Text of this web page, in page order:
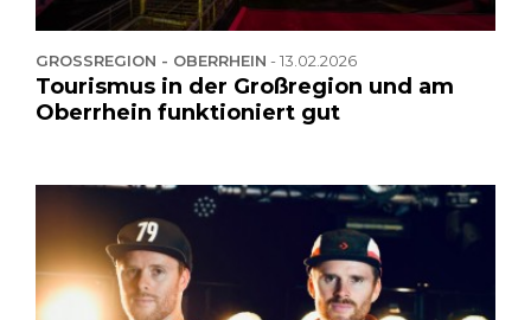
GROSSREGION - OBERRHEIN -13.02.2026
Tourismus in der Großregion und am
Oberrhein funktioniert gut